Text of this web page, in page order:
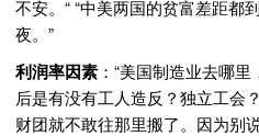
不安。“ “中美两国的贫富差距
夜。”
利润率因素 ：“美国制造业去哪
后是有没有工人造反？独立工会
财团就不敢往那里搬了。因为别